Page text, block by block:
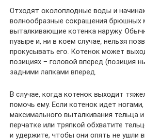
Отходят околоплодные воды и
волнообразные сокращения брюшных
выталкивающие котенка наружу.
пузыре и, ни в коем случае, нельзя
прокусывать его. Котенок может
позициях – головой вперед (позиция
задними лапками вперед.
В случае, когда котенок выходит
помочь ему. Если котенок идет
максимального выталкивания тельца
перчатке или тряпкой обхватите
и удержите, чтобы они опять не ушли